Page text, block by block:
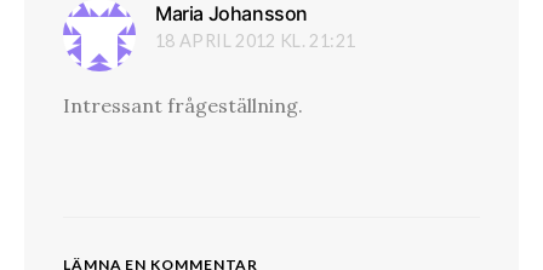
Maria Johansson
18 APRIL 2012 KL. 21:21
Intressant frågeställning.
LÄMNA EN KOMMENTAR